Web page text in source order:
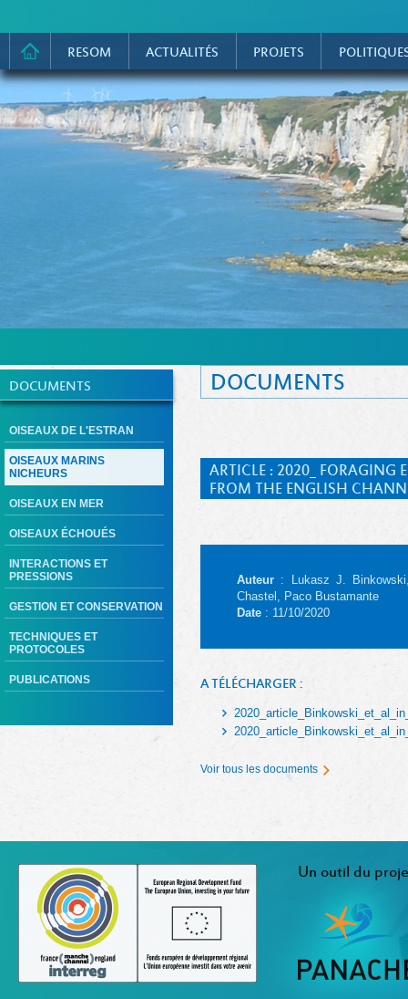
RESOM ACTUALITÉS PROJETS
DOCUMENTS
OISEAUX DE L'ESTRAN
OISEAUX MARINS
NICHEURS
OISEAUX EN MER
OISEAUX ÉCHOUÉS
INTERACTIONS ET
PRESSIONS
GESTION ET CONSERVATION
TECHNIQUES ET
PROTOCOLES
PUBLICATIONS
DOCUMENTS
ARTICLE : 2020_ FORAGING
FROM THE ENGLISH
Auteur : Lukasz J.
Chastel, Paco Bustamante
Date : 11/10/2020
A TÉLÉCHARGER :
Voir tous les documents
Un outil du